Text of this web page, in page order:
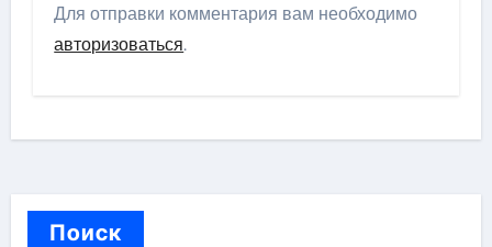
Для отправки комментария вам необходимо
авторизоваться.
Поиск